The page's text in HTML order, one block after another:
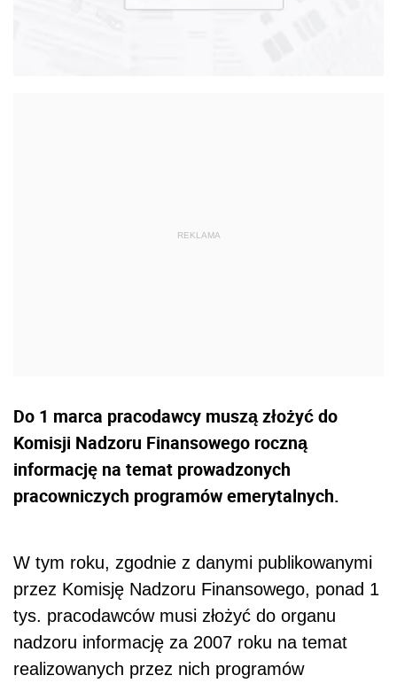
Do 1 marca pracodawcy muszą złożyć do
Komisji Nadzoru Finansowego roczną
informację na temat prowadzonych
pracowniczych programów emerytalnych.
W tym roku, zgodnie z danymi publikowanymi
przez Komisję Nadzoru Finansowego, ponad 1
tys. pracodawców musi złożyć do organu
nadzoru informację za 2007 roku na temat
realizowanych przez nich programów